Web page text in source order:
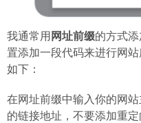
我通常用 网址前缀的方式
置添加一段代码来进行网
如下：
在网址前缀中输入你的网
的链接地址，不要添加重